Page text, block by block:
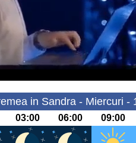
in Sandra - Miercuri -
03:00 06:00 09:00